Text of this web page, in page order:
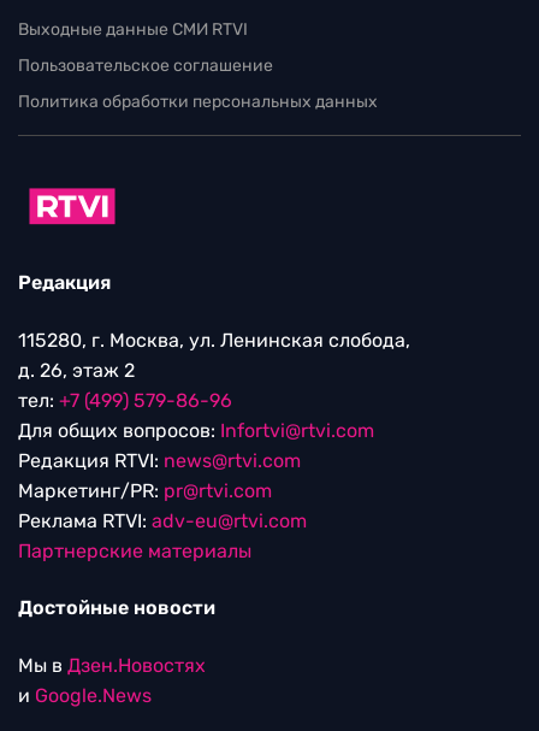
Выходные данные СМИ RTVI
Пользовательское соглашение
Политика обработки персональных данных
Редакция
115280, г. Москва, ул. Ленинская слобода,
д. 26, этаж 2
тел: +7 (499) 579-86-96
Для общих вопросов: Infortvi@rtvi.com
Редакция RTVI: news@rtvi.com
Маркетинг/PR: pr@rtvi.com
Реклама RTVI: adv-eu@rtvi.com
Партнерские материалы
Достойные новости
Мы в Дзен.Новостях
и Google.News